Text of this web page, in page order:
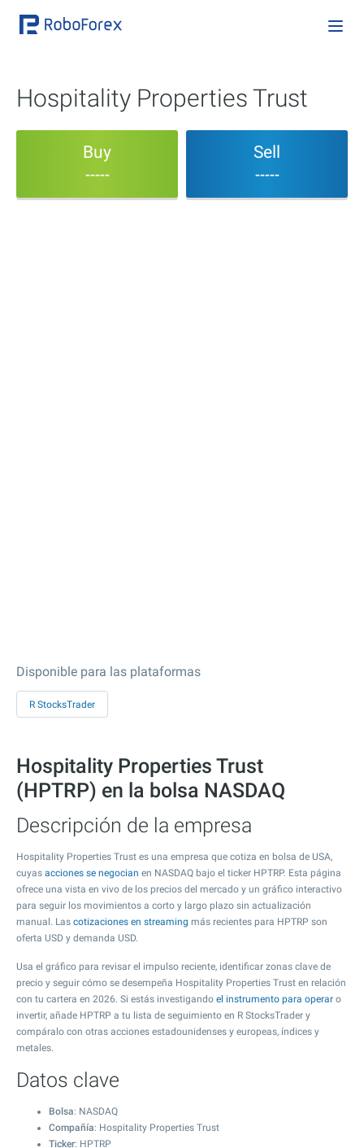
Hospitality Properties Trust
Buy
-----
Sell
-----
Disponible para las plataformas
R StocksTrader
Hospitality Properties Trust
(HPTRP) en la bolsa NASDAQ
Descripción de la empresa
Hospitality Properties Trust es una empresa que cotiza en bolsa de USA,
cuyas acciones se negocian en NASDAQ bajo el ticker HPTRP. Esta página
ofrece una vista en vivo de los precios del mercado y un gráfico interactivo
para seguir los movimientos a corto y largo plazo sin actualización
manual. Las cotizaciones en streaming más recientes para HPTRP son
oferta USD y demanda USD.
Usa el gráfico para revisar el impulso reciente, identificar zonas clave de
precio y seguir cómo se desempeña Hospitality Properties Trust en relación
con tu cartera en 2026. Si estás investigando el instrumento para operar o
invertir, añade HPTRP a tu lista de seguimiento en R StocksTrader y
compáralo con otras acciones estadounidenses y europeas, índices y
metales.
Datos clave
Bolsa: NASDAQ
Compañía: Hospitality Properties Trust
Ticker: HPTRP